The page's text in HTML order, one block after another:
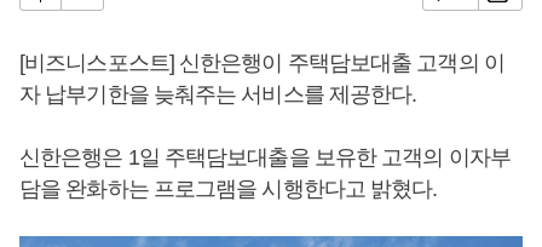
[비즈니스포스트] 신한은행이 주택담보대출 고객의 이
자 납부기한을 늦춰주는 서비스를 제공한다.
신한은행은 1일 주택담보대출을 보유한 고객의 이자부
담을 완화하는 프로그램을 시행한다고 밝혔다.